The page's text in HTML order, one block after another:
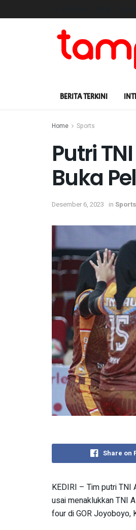
BERITA TERKINI
Home Sports
Putri
Buka
Desember 6, 2023 in Sports
Share on
KEDIRI – Tim putri TNI
usai menaklukkan TNI
four di GOR Joyoboyo,